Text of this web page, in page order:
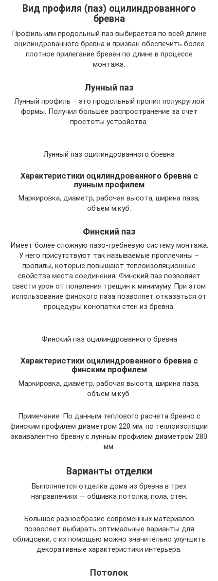
Вид профиля (паз) оцилиндрованного
бревна
Профиль или продольный паз выбирается по всей длине
оцилиндрованного бревна и призван обеспечить более
плотное прилегание бревен по длине в процессе
монтажа.
Лунный паз
Лунный профиль – это продольный пропил полукруглой
формы. Получил большее распространение за счет
простоты устройства.
Лунный паз оцилиндрованного бревна
Характеристики оцилиндрованного бревна с
лунным профилем
Маркировка, диаметр, рабочая высота, ширина паза,
объем м.куб.
Финский паз
Имеет более сложную пазо-гребневую систему монтажа.
У него присутствуют так называемые проплечины –
пропилы, которые повышают теплоизоляционные
свойства места соединения. Финский паз позволяет
свести урон от появления трещин к минимуму. При этом
использование финского паза позволяет отказаться от
процедуры конопатки стен из бревна.
Финский паз оцилиндрованного бревна
Характеристики оцилиндрованного бревна с
финским профилем
Маркировка, диаметр, рабочая высота, ширина паза,
объем м.куб.
Примечание. По данным теплового расчета бревно с
финским профилем диаметром 220 мм. по теплоизоляции
эквивалентно бревну с лунным профилем диаметром 280
мм.
Варианты отделки
Выполняется отделка дома из бревна в трех
направлениях — обшивка потолка, пола, стен.
Большое разнообразие современных материалов
позволяет выбирать оптимальные варианты для
облицовки, с их помощью можно значительно улучшить
декоративные характеристики интерьера.
Потолок